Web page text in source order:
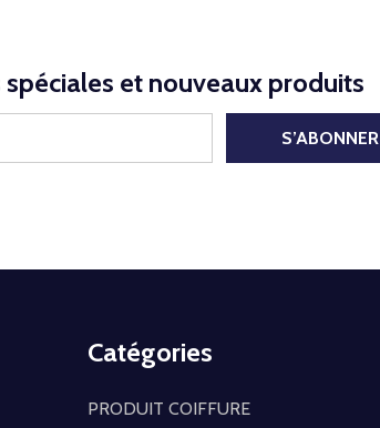
et nouveaux produits
S’ABONNER
Catégories
PRODUIT COIFFURE